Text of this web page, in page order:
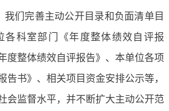
我们完善主动公开目录和负面清单目
各科室部门《年度整体绩效自评报
度整体绩效自评报告》、本单位各项
告书》、相关项目资金安排公示等，
会监督水平，并不断扩大主动公开范